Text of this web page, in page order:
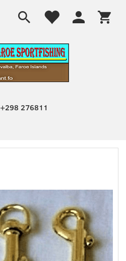
+298 276811